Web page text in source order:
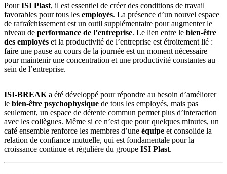
PourISI Plast, il est essentiel de créer des conditions de travail
favorables pour tous les employés. La présence d’un nouvel espace
de rafraîchissement est un outil supplémentaire pour augmenter le
niveau de performance de l’entreprise. Le lien entre le bien-être
des employés et la productivité de l’entreprise est étroitement lié :
faire une pause au cours de la journée est un moment nécessaire
pour maintenir une concentration et une productivité constantes au
sein de l’entreprise.
ISI-BREAK a été développé pour répondre au besoin d’améliorer
le bien-être psychophysique de tous les employés, mais pas
seulement, un espace de détente commun permet plus d’interaction
avec les collègues. Même si ce n’est que pour quelques minutes, un
café ensemble renforce les membres d’une équipe et consolide la
relation de confiance mutuelle, qui est fondamentale pour la
croissance continue et régulière du groupe ISI Plast.